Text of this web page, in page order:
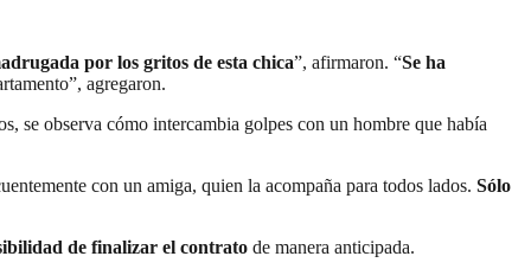
por los gritos de esta chica”, afirmaron. “Se ha
agregaron.
se observa cómo intercambia golpes con un hombre que había
con un amiga, quien la acompaña para todos lados. Sólo
de finalizar el contrato de manera anticipada.